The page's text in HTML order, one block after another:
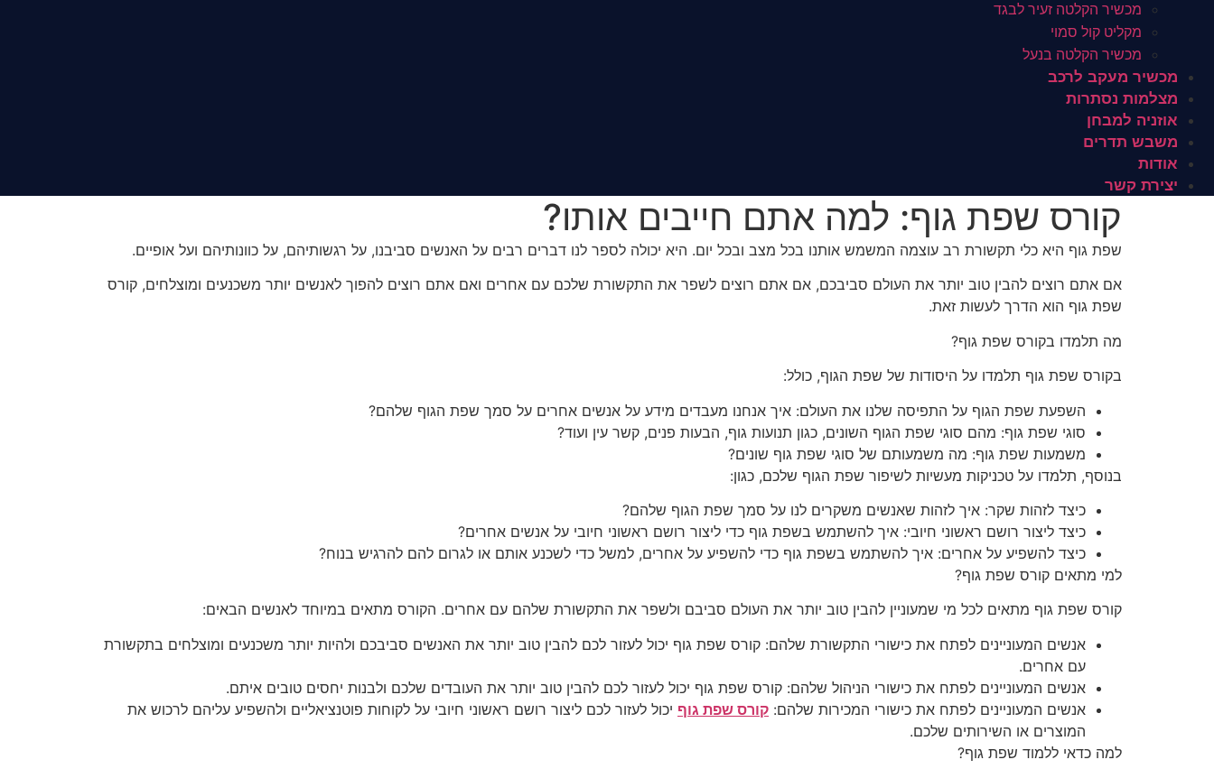
מכשיר הקלטה זעיר לבגד
מקליט קול סמוי
מכשיר הקלטה בנעל
מכשיר מעקב לרכב
מצלמות נסתרות
אוזניה למבחן
משבש תדרים
אודות
יצירת קשר
קורס שפת גוף: למה אתם חייבים אותו?
שפת גוף היא כלי תקשורת רב עוצמה המשמש אותנו בכל מצב ובכל יום. היא יכולה לספר לנו דברים רבים על האנשים סביבנו, על רגשותיהם, על כוונותיהם ועל אופיים.
אם אתם רוצים להבין טוב יותר את העולם סביבכם, אם אתם רוצים לשפר את התקשורת שלכם עם אחרים ואם אתם רוצים להפוך לאנשים יותר משכנעים ומוצלחים, קורס
שפת גוף הוא הדרך לעשות זאת.
מה תלמדו בקורס שפת גוף?
בקורס שפת גוף תלמדו על היסודות של שפת הגוף, כולל:
השפעת שפת הגוף על התפיסה שלנו את העולם: איך אנחנו מעבדים מידע על אנשים אחרים על סמך שפת הגוף שלהם?
סוגי שפת גוף: מהם סוגי שפת הגוף השונים, כגון תנועות גוף, הבעות פנים, קשר עין ועוד?
משמעות שפת גוף: מה משמעותם של סוגי שפת גוף שונים?
בנוסף, תלמדו על טכניקות מעשיות לשיפור שפת הגוף שלכם, כגון:
כיצד לזהות שקר: איך לזהות שאנשים משקרים לנו על סמך שפת הגוף שלהם?
כיצד ליצור רושם ראשוני חיובי: איך להשתמש בשפת גוף כדי ליצור רושם ראשוני חיובי על אנשים אחרים?
כיצד להשפיע על אחרים: איך להשתמש בשפת גוף כדי להשפיע על אחרים, למשל כדי לשכנע אותם או לגרום להם להרגיש בנוח?
למי מתאים קורס שפת גוף?
קורס שפת גוף מתאים לכל מי שמעוניין להבין טוב יותר את העולם סביבם ולשפר את התקשורת שלהם עם אחרים. הקורס מתאים במיוחד לאנשים הבאים:
אנשים המעוניינים לפתח את כישורי התקשורת שלהם: קורס שפת גוף יכול לעזור לכם להבין טוב יותר את האנשים סביבכם ולהיות יותר משכנעים ומוצלחים בתקשורת
עם אחרים.
אנשים המעוניינים לפתח את כישורי הניהול שלהם: קורס שפת גוף יכול לעזור לכם להבין טוב יותר את העובדים שלכם ולבנות יחסים טובים איתם.
אנשים המעוניינים לפתח את כישורי המכירות שלהם: קורס שפת גוף יכול לעזור לכם ליצור רושם ראשוני חיובי על לקוחות פוטנציאליים ולהשפיע עליהם לרכוש את
המוצרים או השירותים שלכם.
למה כדאי ללמוד שפת גוף?